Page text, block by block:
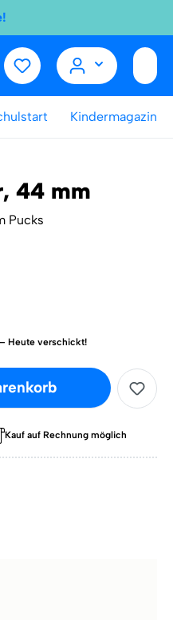
Kindermagazin
44 mm
Pucks
Heute verschickt!
Kauf auf Rechnung möglich